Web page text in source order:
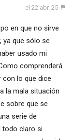
el 22 abr. 25
en que no sirve
ya que sólo se
usado mi
comprenderá
lo que dice
la mala situación
sobre que se
serie de
todo claro si